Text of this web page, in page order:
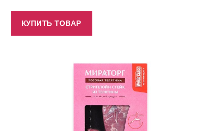
КУПИТЬ ТОВАР